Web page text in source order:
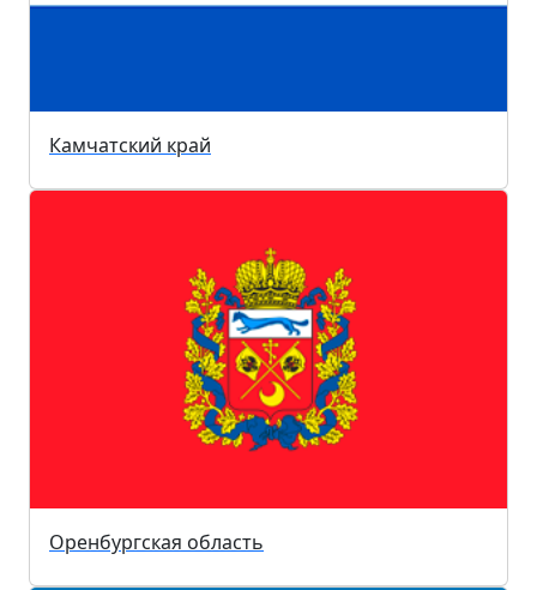
Камчатский край
Оренбургская область